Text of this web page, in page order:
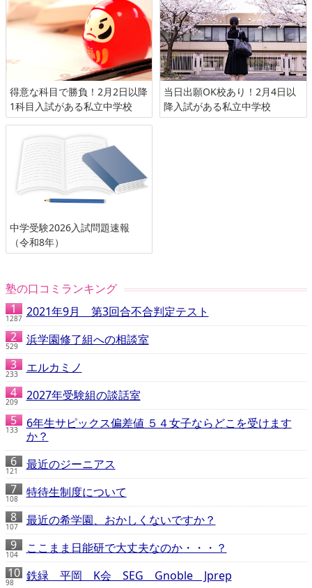
得意な科目で勝負！2月2日以降
1科目入試がある私立中学校
当日出願OK校あり！2月4日以
降入試がある私立中学校
中学受験2026入試問題速報
（令和8年）
塾の口コミランキング
1287 2021年9月 第3回合不合判定テスト
529 浜学園修了組への相談室
233 エルカミノ
209 2027年受験組の談話室
133
6年生サピックス偏差値 ５４女子ならどこを受けます
か？
121 最近のジーニアス
108 特待生制度について
107 最近の希学園、おかしくないですか？
104 ここまま日能研で大丈夫なのか・・・？
98
鉄緑 平岡 K会 SEG Gnoble Jprep